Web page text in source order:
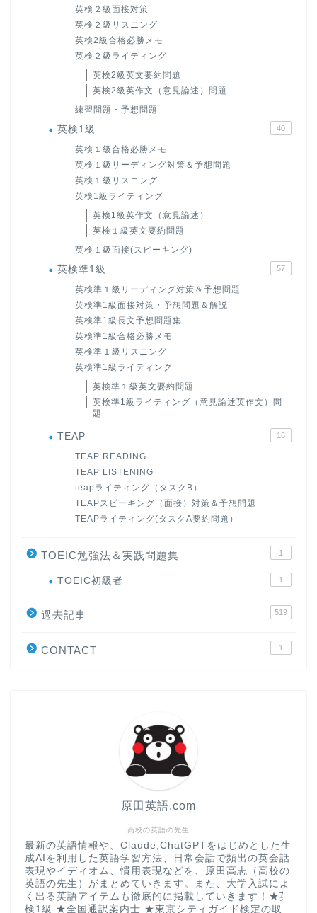
英検２級面接対策
英検２級リスニング
英検2級合格必勝メモ
英検２級ライティング
英検2級英文要約問題
英検2級英作文（意見論述）問題
練習問題・予想問題
英検1級 40
英検１級合格必勝メモ
英検１級リーディング対策＆予想問題
英検１級リスニング
英検1級ライティング
英検1級英作文（意見論述）
英検１級英文要約問題
英検１級面接(スピーキング)
英検準1級 57
英検準１級リーディング対策＆予想問題
英検準1級面接対策・予想問題＆解説
英検準1級長文予想問題集
英検準1級合格必勝メモ
英検準１級リスニング
英検準1級ライティング
英検準１級英文要約問題
英検準1級ライティング（意見論述英作文）問
題
TEAP 16
TEAP READING
TEAP LISTENING
teapライティング（タスクB）
TEAPスピーキング（面接）対策＆予想問題
TEAPライティング(タスクA要約問題）
TOEIC勉強法＆実践問題集 1
TOEIC初級者 1
過去記事 519
CONTACT 1
高校の英語の先生
原田英語.com
最新の英語情報や、Claude,ChatGPTをはじめとした生
成AIを利用した英語学習方法、日常会話で頻出の英会話
表現やイディオム、慣用表現などを、原田高志（高校の
英語の先生）がまとめていきます。また、大学入試によ
く出る英語アイテムも徹底的に掲載していきます！★英
検1級 ★全国通訳案内士 ★東京シティガイド検定の取
大学入試英語対策講座
英語名言・格言・カッコい
い英語＆素敵な英文フレー
CONTACT